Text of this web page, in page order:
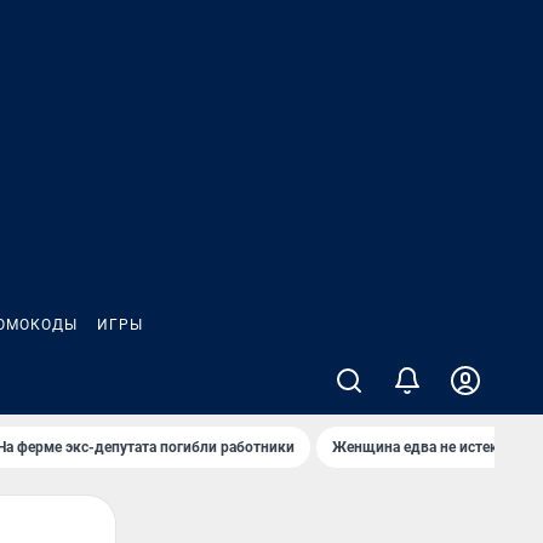
ИГРЫ
ферме экс-депутата погибли работники Женщина едва не истекла